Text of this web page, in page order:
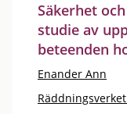
Säkerhet
studie av
beteenden
Enander Ann
Räddningsverket